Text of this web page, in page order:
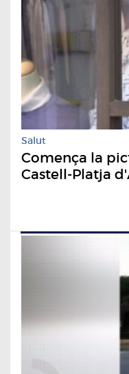
Salut
Comença la
Castell-Platja